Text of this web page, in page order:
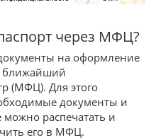
через МФЦ?
на оформление
ближайший
(МФЦ). Для этого
документы и
можно распечатать и
его в МФЦ.